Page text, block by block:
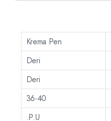
Krema Pen
Deri
Deri
36-40
P.U.